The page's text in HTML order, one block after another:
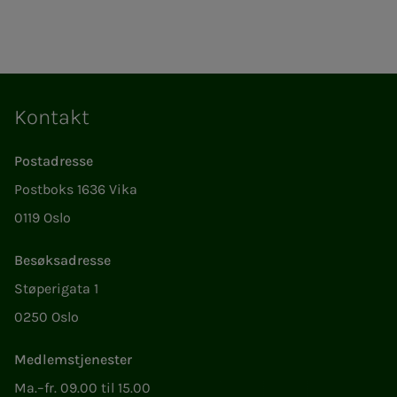
Kontakt
Postadresse
Postboks 1636 Vika
0119 Oslo
Besøksadresse
Støperigata 1
0250 Oslo
Medlemstjenester
Ma.–fr. 09.00 til 15.00